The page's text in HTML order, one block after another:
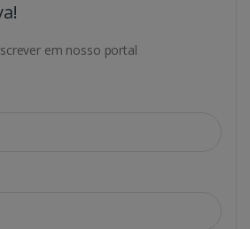
em nosso portal